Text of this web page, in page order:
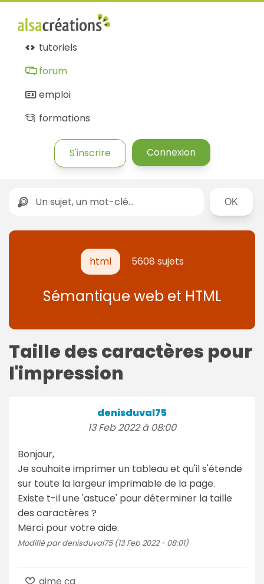
tutoriels
forum
emploi
formations
S'inscrire Connexion
Rechercher
html 5608 sujets
Sémantique web et HTML
Taille des caractères pour
l'impression
denisduval75
13 Feb 2022 à 08:00
Bonjour,
Je souhaite imprimer un tableau et qu'il s'étende
sur toute la largeur imprimable de la page.
Existe t-il une 'astuce' pour déterminer la taille
des caractères ?
Merci pour votre aide.
Modifié par denisduval75 (13 Feb 2022 - 08:01)
aime ça